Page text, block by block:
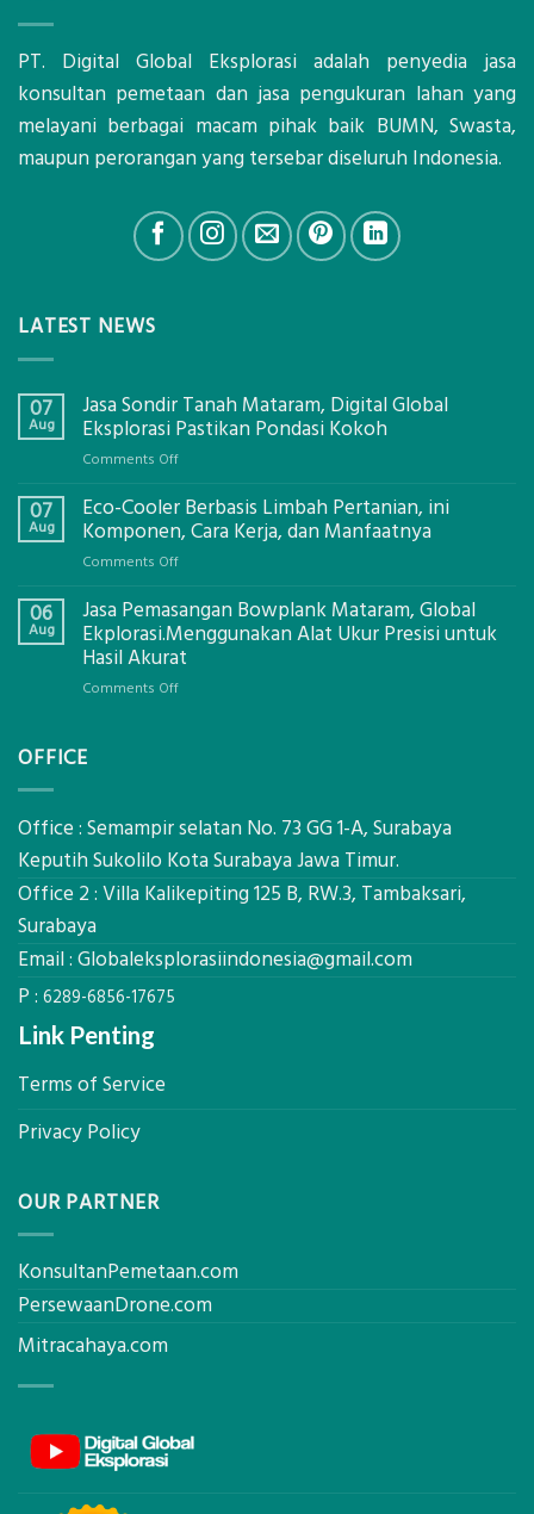
PT. Digital Global Eksplorasi adalah penyedia jasa
konsultan pemetaan dan jasa pengukuran lahan yang
melayani berbagai macam pihak baik BUMN, Swasta,
maupun perorangan yang tersebar diseluruh Indonesia.
LATEST NEWS
07
Aug
Jasa Sondir Tanah Mataram, Digital Global
Eksplorasi Pastikan Pondasi Kokoh
Comments Offon
Sondir
Tanah
Eksplorasi
Pastikan
Pondasi
Kokoh
07
Aug
Eco-Cooler Berbasis Limbah Pertanian, ini
Komponen, Cara Kerja, dan Manfaatnya
Comments Offon
Cooler
Berbasis
Limbah
06
Aug
Jasa Pemasangan Bowplank Mataram, Global
Ekplorasi.Menggunakan Alat Ukur Presisi untuk
Hasil Akurat
Comments Offon
Ekplorasi.Menggunakan
Ukur
Presisi
Akurat
OFFICE
Office : Semampir selatan No. 73 GG 1-A, Surabaya
Keputih Sukolilo Kota Surabaya Jawa Timur.
Office 2 : Villa Kalikepiting 125 B, RW.3, Tambaksari,
Surabaya
Email : Globaleksplorasiindonesia@gmail.com
P : 6289-6856-17675
Link Penting
Terms of Service
Privacy Policy
OUR PARTNER
KonsultanPemetaan.com
PersewaanDrone.com
Mitracahaya.com